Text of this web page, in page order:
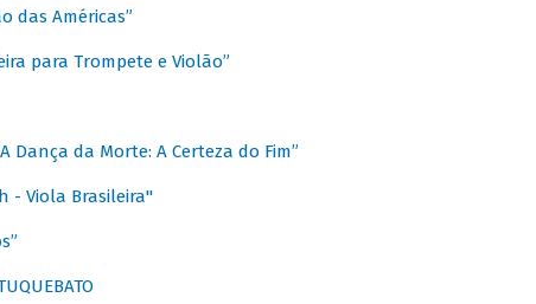
das Américas”
para Trompete e Violão”
Dança da Morte: A Certeza do Fim”
- Viola Brasileira"